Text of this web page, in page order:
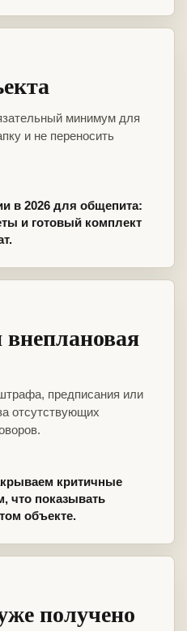
минимум для
и не переносить
в 2026 для общепита:
и готовый комплект
предписания или
отсутствующих
критичные
что показывать
объекте.
получено